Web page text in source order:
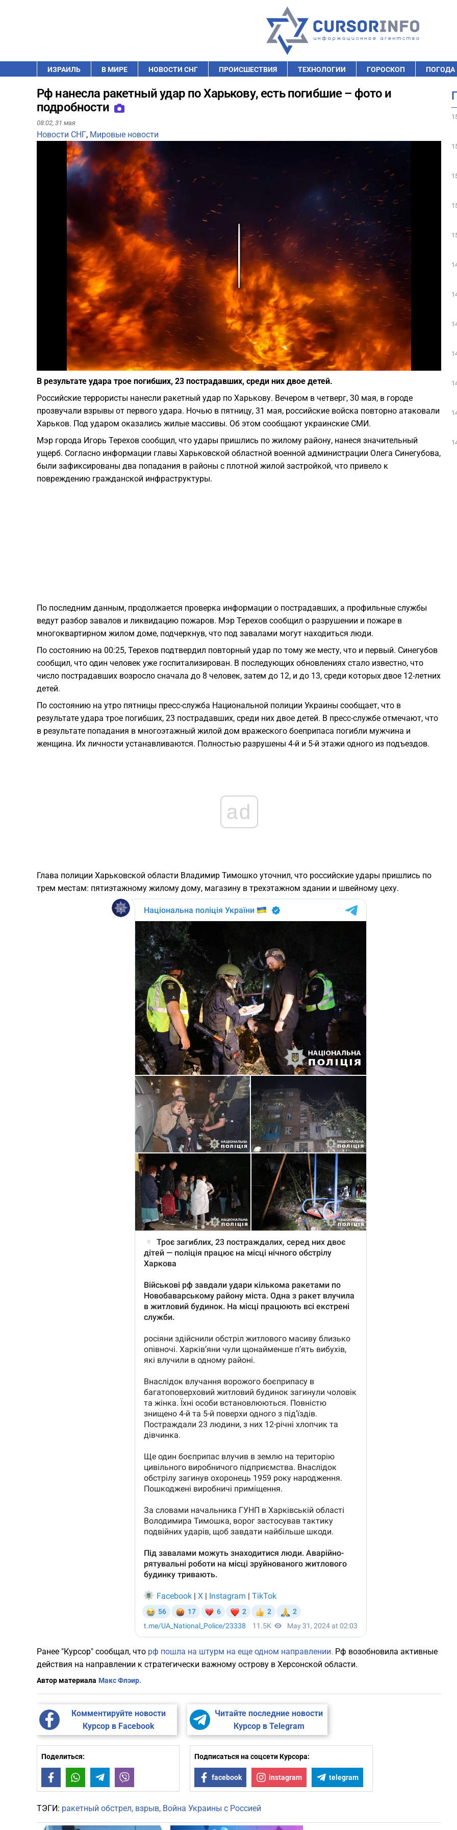
ИЗРАИЛЬ В МИРЕ НОВОСТИ СНГ ПРОИСШЕСТВИЯ ТЕХНОЛОГИИ ГОРОСКОП ПОГОДА
Рф нанесла ракетный удар по Харькову, есть погибшие – фото и
подробности
08:02, 31 мая
Новости СНГ, Мировые новости
Play
Фото: depositphotos.com
В результате удара трое погибших, 23 пострадавших, среди них двое детей.
Российские террористы нанесли ракетный удар по Харькову. Вечером в четверг, 30 мая, в городе
прозвучали взрывы от первого удара. Ночью в пятницу, 31 мая, российские войска повторно атаковали
Харьков. Под ударом оказались жилые массивы. Об этом сообщают украинские СМИ.
Мэр города Игорь Терехов сообщил, что удары пришлись по жилому району, нанеся значительный
ущерб. Согласно информации главы Харьковской областной военной администрации Олега Синегубова,
были зафиксированы два попадания в районы с плотной жилой застройкой, что привело к
повреждению гражданской инфраструктуры.
По последним данным, продолжается проверка информации о пострадавших, а профильные службы
ведут разбор завалов и ликвидацию пожаров. Мэр Терехов сообщил о разрушении и пожаре в
многоквартирном жилом доме, подчеркнув, что под завалами могут находиться люди.
По состоянию на 00:25, Терехов подтвердил повторный удар по тому же месту, что и первый. Синегубов
сообщил, что один человек уже госпитализирован. В последующих обновлениях стало известно, что
число пострадавших возросло сначала до 8 человек, затем до 12, и до 13, среди которых двое 12-летних
детей.
По состоянию на утро пятницы пресс-служба Национальной полиции Украины сообщает, что в
результате удара трое погибших, 23 пострадавших, среди них двое детей. В пресс-службе отмечают, что
в результате попадания в многоэтажный жилой дом вражеского боеприпаса погибли мужчина и
женщина. Их личности устанавливаются. Полностью разрушены 4-й и 5-й этажи одного из подъездов.
ad
Глава полиции Харьковской области Владимир Тимошко уточнил, что российские удары пришлись по
трем местам: пятиэтажному жилому дому, магазину в трехэтажном здании и швейному цеху.
Ранее "Курсор" сообщал, что рф пошла на штурм на еще одном направлении. Рф возобновила активные
действия на направлении к стратегически важному острову в Херсонской области.
Автор материала Макс Флэир.
Комментируйте новости
Курсор в Facebook
Читайте последние новости
Курсор в Telegram
Поделиться:
FacebookWhatsAppTelegram
Подписаться на соцсети Курсора:
facebook instagram telegram
ТЭГИ: ракетный обстрел взрыв Война Украины с Россией